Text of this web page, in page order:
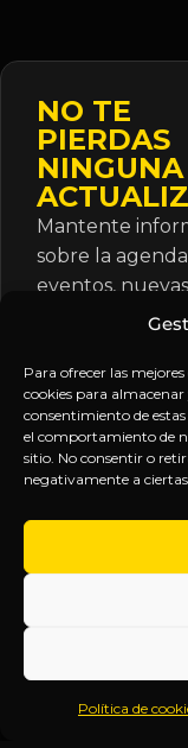
Para ofrecer las
cookies para
consentimiento de
el comportamiento de
sitio. No consentir o
negativamente a
Política de
NO TE
PIERDAS
NINGUNA
Mantente
sobre la
eventos, nuevas
publicaciones y
suscripción.
Inteligencia
Anticipándonos